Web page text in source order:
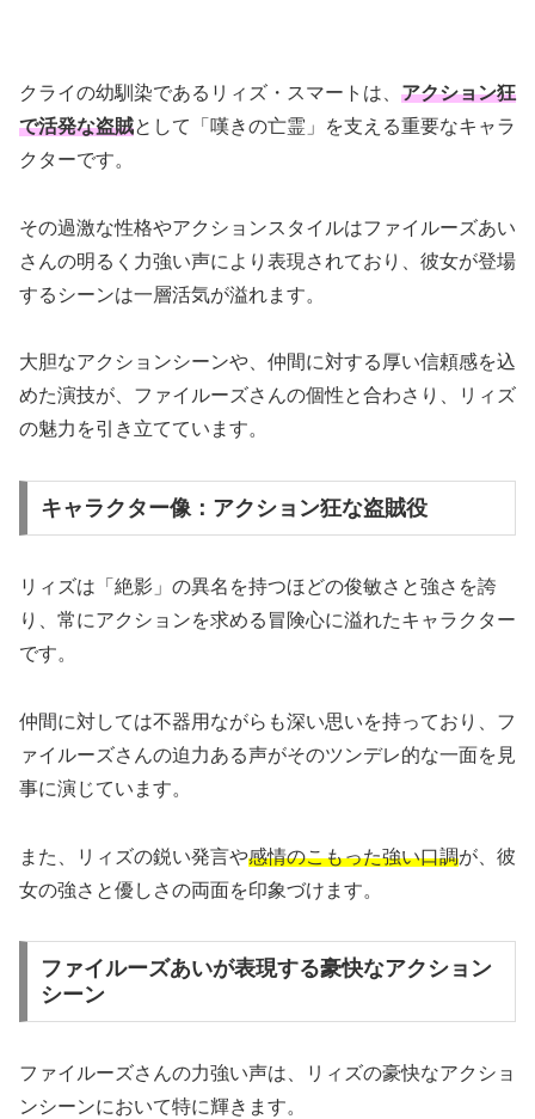
クライの幼馴染であるリィズ・スマートは、 アクション狂
で活発な盗賊として「嘆きの亡霊」を支える重要なキャラ
クターです。
その過激な性格やアクションスタイルはファイルーズあい
さんの明るく力強い声により表現されており、彼女が登場
するシーンは一層活気が溢れます。
大胆なアクションシーンや、仲間に対する厚い信頼感を込
めた演技が、ファイルーズさんの個性と合わさり、リィズ
の魅力を引き立てています。
キャラクター像：アクション狂な盗賊役
リィズは「絶影」の異名を持つほどの俊敏さと強さを誇
り、常にアクションを求める冒険心に溢れたキャラクター
です。
仲間に対しては不器用ながらも深い思いを持っており、フ
ァイルーズさんの迫力ある声がそのツンデレ的な一面を見
事に演じています。
また、リィズの鋭い発言や感情のこもった強い口調が、彼
女の強さと優しさの両面を印象づけます。
ファイルーズあいが表現する豪快なアクション
シーン
ファイルーズさんの力強い声は、リィズの豪快なアクショ
ンシーンにおいて特に輝きます。